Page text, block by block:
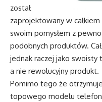
został
zaprojektowany w
swoim pomysłem z
podobnych produktów.
jednak raczej jako swoisty
a nie rewolucyjny produkt.
Pomimo tego że
topowego modelu